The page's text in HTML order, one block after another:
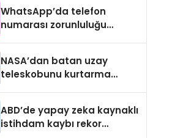
WhatsApp’da telefon
numarası zorunluluğu
NASA’dan batan uzay
teleskobunu kurtarma
ABD’de yapay zeka kaynaklı
istihdam kaybı rekor